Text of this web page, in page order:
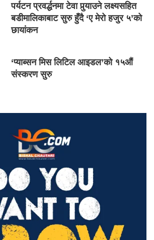
पर्यटन प्रवर्द्धनमा टेवा पुर्‍याउने लक्ष्यसहित
बडीमालिकाबाट सुरु हुँदै ‘ए मेरो हजुर ५’को
छायांकन
‘प्याब्सन मिस लिटिल आइडल’को १५औं
संस्करण सुरु